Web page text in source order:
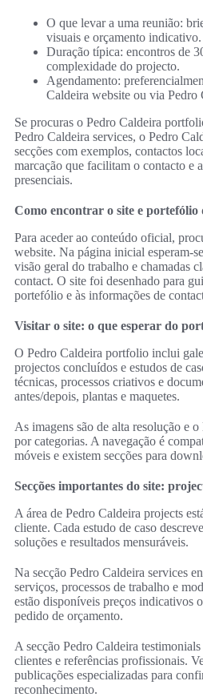
O que levar a uma reunião:
visuais e orçamento indicativo.
Duração típica: encontros de
complexidade do projecto.
Agendamento:
Caldeira website ou via Pedro
Se procuras o Pedro Caldeira
Pedro Caldeira services, o Pedro
secções com exemplos, contactos
marcação que facilitam o contacto e
presenciais.
Como encontrar o site e portefólio
Para aceder ao conteúdo oficial,
website. Na página inicial esperam-
visão geral do trabalho e chamadas
contact. O site foi desenhado para
portefólio e às informações de
Visitar o site: o que esperar do
O Pedro Caldeira portfolio inclui
projectos concluídos e estudos de
técnicas, processos criativos e
antes/depois, plantas e maquetes.
As imagens são de alta resolução e
por categorias. A navegação é
móveis e existem secções para
Secções importantes do site:
A área de Pedro Caldeira projects
cliente. Cada estudo de caso
soluções e resultados mensuráveis.
Na secção Pedro Caldeira services
serviços, processos de trabalho e
estão disponíveis preços indicativos
pedido de orçamento.
A secção Pedro Caldeira
clientes e referências profissionais.
publicações especializadas para
reconhecimento.